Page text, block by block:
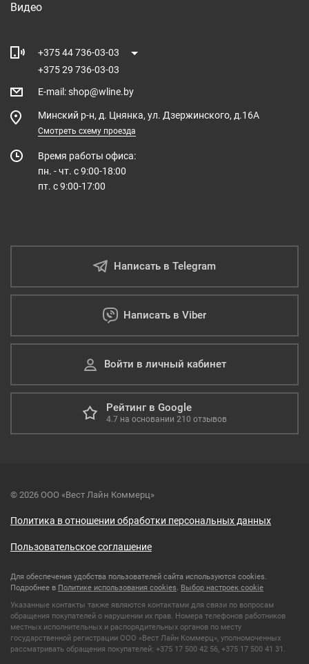
Видео
+375 44 736-03-03
+375 29 736-03-03
E-mail :shop@wline.by
Минский р-н, д. Цнянка, ул. Дзержинского, д.16А
Смотреть схему проезда
Время работы офиса:
пн. - чт. с 9:00-18:00
пт. с 9:00-17:00
Написать в Telegram
Написать в Viber
Войти в личный кабинет
Рейтинг в Google
4.7 на основании 210 отзывов
© 2026 ООО «Вест Лайн Коммерц»
Политика в отношении обработки персональных данных
Пользовательское соглашение
Для обеспечения удобства пользователей сайта используются cookies.
Подробнее в Политике использования cookies. Выбор настроек cookie
Указанные контакты также являются контактами для связи по вопросам
обращения покупателей о нарушении их прав. Номера телефонов работников
местных исполнительных и распорядительных органов по месту
государственной регистрации ООО «Вест Лайн Коммерц», уполномоченных
рассматривать обращения покупателей: +375 17 500 42 56, +375 17 500 41 31.